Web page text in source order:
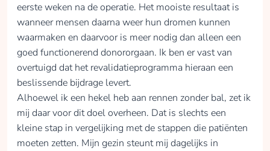
eerste weken na de operatie. Het mooiste resultaat is
wanneer mensen daarna weer hun dromen kunnen
waarmaken en daarvoor is meer nodig dan alleen een
goed functionerend donororgaan. Ik ben er vast van
overtuigd dat het revalidatieprogramma hieraan een
beslissende bijdrage levert.
Alhoewel ik een hekel heb aan rennen zonder bal, zet ik
mij daar voor dit doel overheen. Dat is slechts een
kleine stap in vergelijking met de stappen die patiënten
moeten zetten. Mijn gezin steunt mij dagelijks in